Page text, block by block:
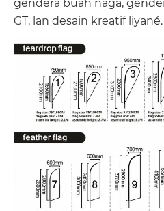
gendéra buah naga,
GT, lan desain kreatif liyané.